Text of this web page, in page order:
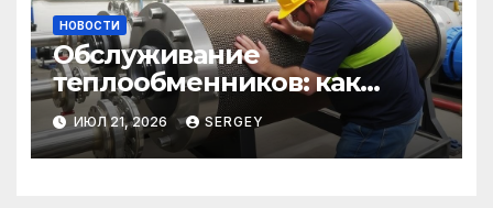
НОВОСТИ
Обслуживание
теплообменников: как
сохранить эффективность и
избежать простоев
ИЮЛ 21, 2026 SERGEY